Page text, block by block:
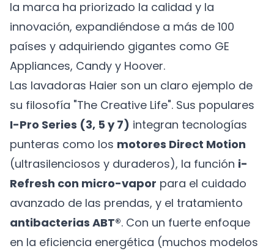
la marca ha priorizado la calidad y la
innovación, expandiéndose a más de 100
países y adquiriendo gigantes como GE
Appliances, Candy y Hoover.
Las lavadoras Haier son un claro ejemplo de
su filosofía "The Creative Life". Sus populares
I-Pro Series (3, 5 y 7) integran tecnologías
punteras como los motores Direct Motion
(ultrasilenciosos y duraderos), la función i-
Refresh con micro-vapor para el cuidado
avanzado de las prendas, y el tratamiento
antibacterias ABT®. Con un fuerte enfoque
en la eficiencia energética (muchos modelos